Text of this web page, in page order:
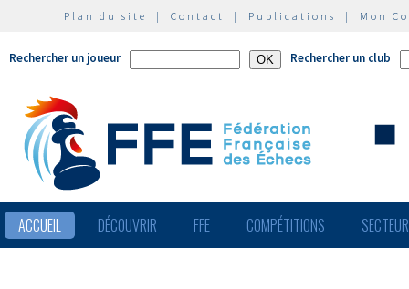
Plan du site | Contact | Publications | Mon
Rechercher un joueur Rechercher un club
ACCUEIL DÉCOUVRIR FFE COMPÉTITIONS